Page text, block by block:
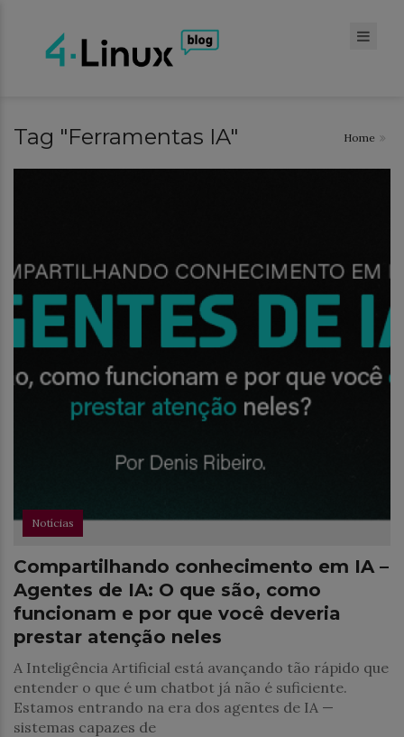
Tag "Ferramentas IA" Home
Notícias
Compartilhando conhecimento em IA –
Agentes de IA: O que são, como
funcionam e por que você deveria
prestar atenção neles
A Inteligência Artificial está avançando tão rápido que
entender o que é um chatbot já não é suficiente.
Estamos entrando na era dos agentes de IA —
sistemas capazes de